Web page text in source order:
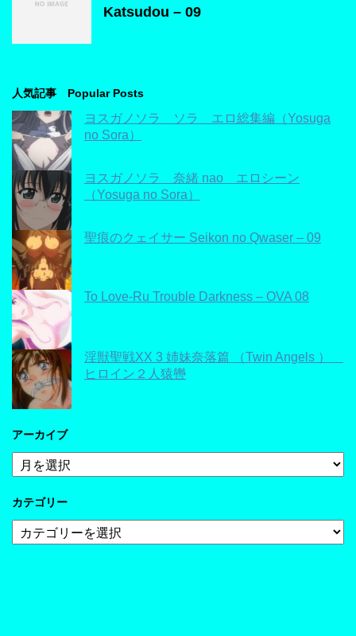
Katsudou – 09
人気記事 Popular Posts
ヨスガノソラ ソラ エロ総集編（Yosuga
no Sora）
ヨスガノソラ 奈緒 nao エロシーン
（Yosuga no Sora）
聖痕のクェイサー Seikon no Qwaser – 09
To Love-Ru Trouble Darkness – OVA 08
淫獣聖戦XX 3 姉妹奈落篇 （Twin Angels ）
ヒロイン２人猿轡
アーカイブ
ア
ー
イ
カテゴリー
テ